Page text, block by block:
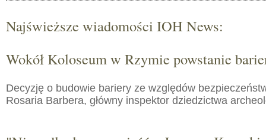
Najświeższe wiadomości IOH News:
Wokół Koloseum w Rzymie powstanie
Decyzję o budowie bariery ze względów
Rosaria Barbera, główny inspektor dziedzictwa